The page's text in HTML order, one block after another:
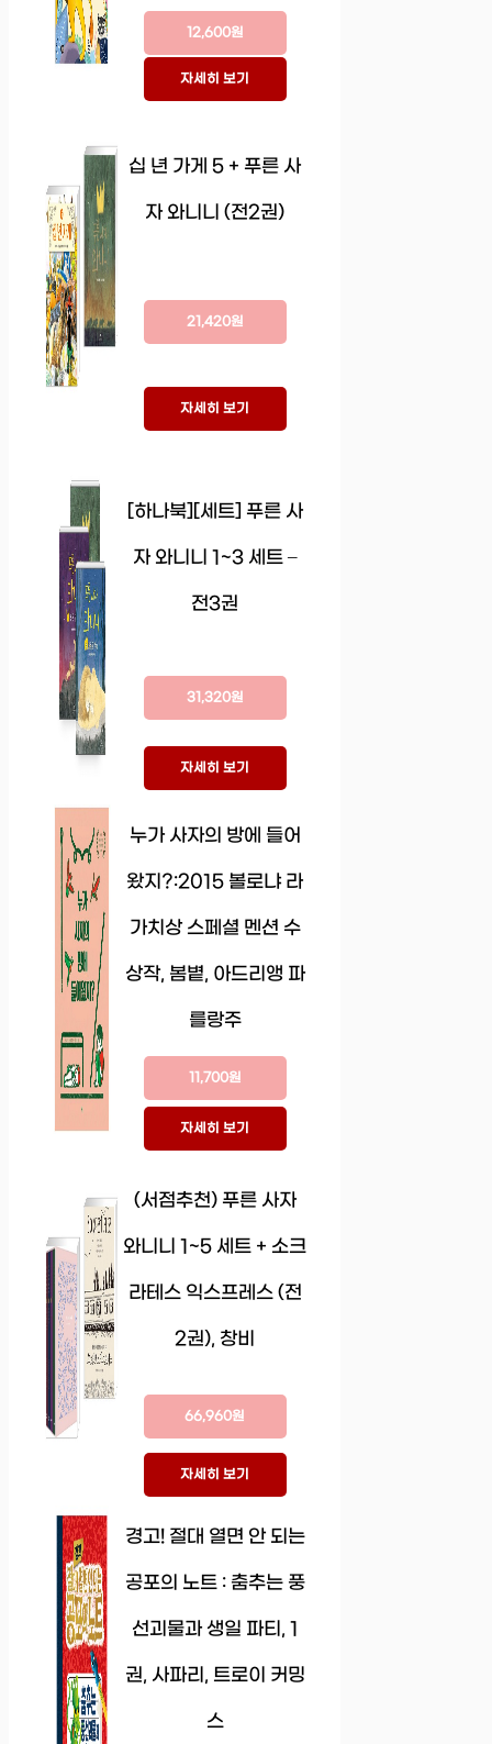
12,600원
자세히 보기
십 년 가게 5 + 푸른 사
자 와니니 (전2권)
21,420원
자세히 보기
[하나북][세트] 푸른 사
자 와니니 1~3 세트 –
전3권
31,320원
자세히 보기
누가 사자의 방에 들어
왔지?:2015 볼로냐 라
가치상 스페셜 멘션 수
상작, 봄볕, 아드리앵 파
를랑주
11,700원
자세히 보기
(서점추천) 푸른 사자
와니니 1~5 세트 + 소크
라테스 익스프레스 (전
2권), 창비
66,960원
자세히 보기
경고! 절대 열면 안 되는
공포의 노트 : 춤추는 풍
선괴물과 생일 파티, 1
권, 사파리, 트로이 커밍
스